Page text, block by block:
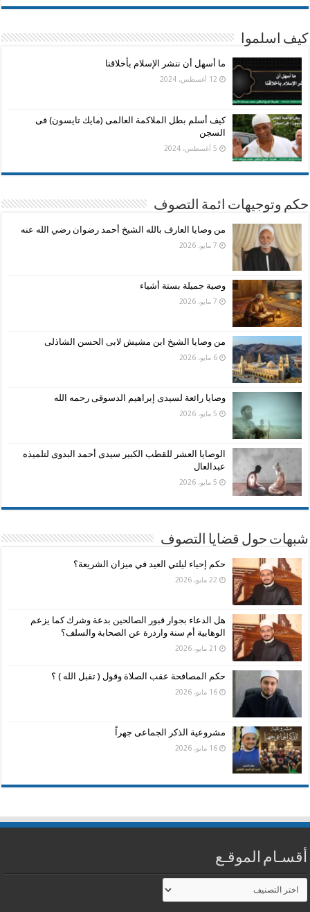
كيف اسلموا
ما أسهل أن ننشر الإسلام بأخلاقنا
12 أغسطس، 2024
كيف أسلم بطل الملاكمة العالمى (مايك تايسون) فى
السجن
5 أغسطس، 2024
حكم وتوجيهات ائمة التصوف
من وصايا العارف بالله الشيخ أحمد رضوان رضي الله عنه
7 مايو، 2026
وصية جميلة بستة أشياء
7 مايو، 2026
من وصايا الشيخ ابن مشيش لابى الحسن الشاذلى
6 مايو، 2026
وصايا رائعة لسيدى إبراهيم الدسوقى رحمه الله
5 مايو، 2026
الوصايا العشر للقطب الكبير سيدى أحمد البدوى لتلميذه
عبدالعال
5 مايو، 2026
شبهات حول قضايا التصوف
حكم إحياء ليلتي العيد في ميزان الشريعة؟
22 مايو، 2026
هل الدعاء بجوار قبور الصالحين بدعة وشرك كما يزعم
الوهابية أم سنة واردرة عن الصحابة والسلف؟
21 مايو، 2026
حكم المصافحة عقب الصلاة وقول ( تقبل الله ) ؟
16 مايو، 2026
مشروعية الذكر الجماعى جهراً
16 مايو، 2026
أقسـام الموقـع
أقسـام
الموقـع